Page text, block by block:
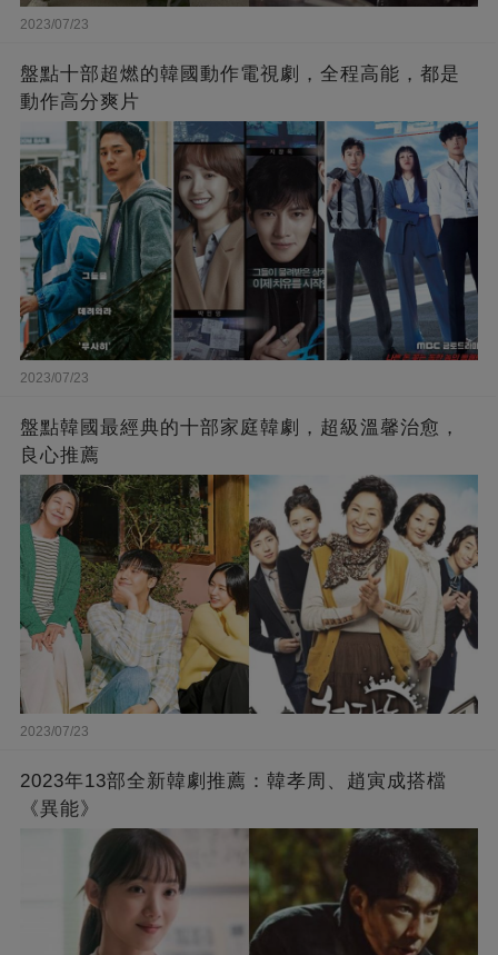
2023/07/23
盤點十部超燃的韓國動作電視劇，全程高能，都是
動作高分爽片
2023/07/23
盤點韓國最經典的十部家庭韓劇，超級溫馨治愈，
良心推薦
2023/07/23
2023年13部全新韓劇推薦：韓孝周、趙寅成搭檔
《異能》